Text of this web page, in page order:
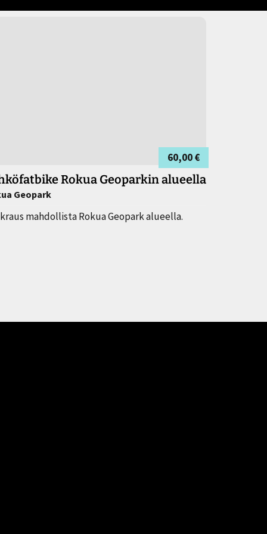
60,00 €
Rokua Geoparkin alueella
Geopark
mahdollista Rokua Geopark alueella.